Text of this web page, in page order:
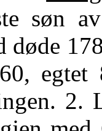
søn
døde
2.